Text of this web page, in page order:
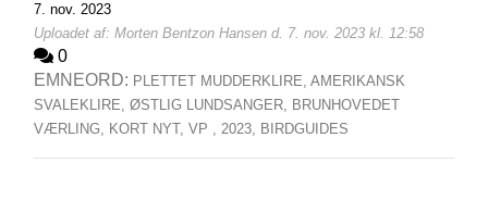
7. nov. 2023
Uploadet af: Morten Bentzon Hansen d. 7. nov. 2023 kl. 12:58
0
EMNEORD: PLETTET MUDDERKLIRE, AMERIKANSK
SVALEKLIRE, ØSTLIG LUNDSANGER, BRUNHOVEDET
VÆRLING, KORT NYT, VP , 2023, BIRDGUIDES